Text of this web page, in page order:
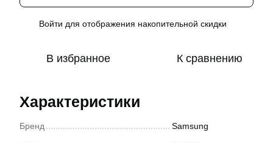
Войти для отображения накопительной скидки
В избранное К сравнению
Характеристики
Бренд Samsung